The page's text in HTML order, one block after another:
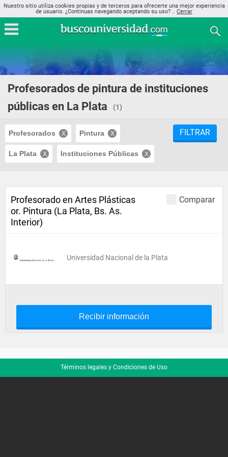
Nuestro sitio utiliza cookies propias y de terceros para ofrecerte una mejor experiencia
de usuario. ¿Continuas navegando aceptando su uso? .. Cerrar
Profesorados de pintura de instituciones
públicas en La Plata
(1)
Profesorados Pintura
La Plata Instituciones Públicas
FILTRAR
Comparar
Profesorado en Artes Plásticas
or. Pintura (La Plata, Bs. As.
Interior)
Universidad Nacional de la Plata
Recibir información
Términos legales y Condiciones de Uso